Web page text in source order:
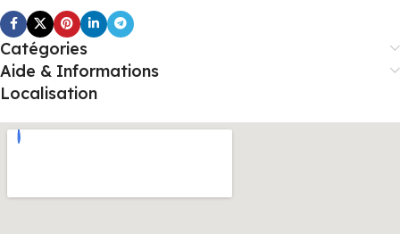
Catégories
Aide & Informations
Localisation